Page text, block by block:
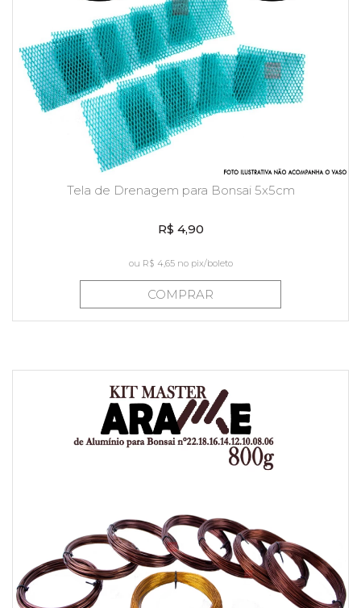
Tela de Drenagem para Bonsai 5x5cm
R$ 4,90
ou R$ 4,65no pix/boleto
COMPRAR